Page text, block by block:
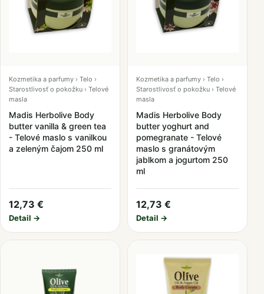
Kozmetika a parfumy › Telo ›
Starostlivosť o pokožku › Telové
masla
Madis Herbolive Body
butter vanilla & green tea
- Telové maslo s vanilkou
a zeleným čajom 250 ml
12,73 €
Detail →
Kozmetika a parfumy › Telo ›
Starostlivosť o pokožku › Telové
masla
Madis Herbolive Body
butter yoghurt and
pomegranate - Telové
maslo s granátovým
jablkom a jogurtom 250
ml
12,73 €
Detail →